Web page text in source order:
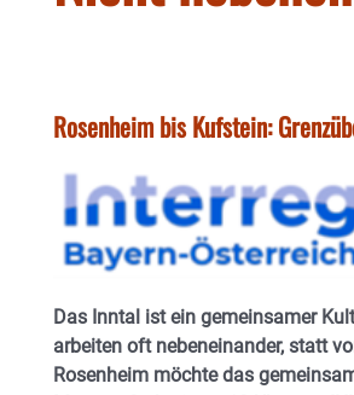
Rosenheim bis Kufstein:
Das Inntal ist ein gemeinsamer
arbeiten oft nebeneinander, statt
Rosenheim möchte das